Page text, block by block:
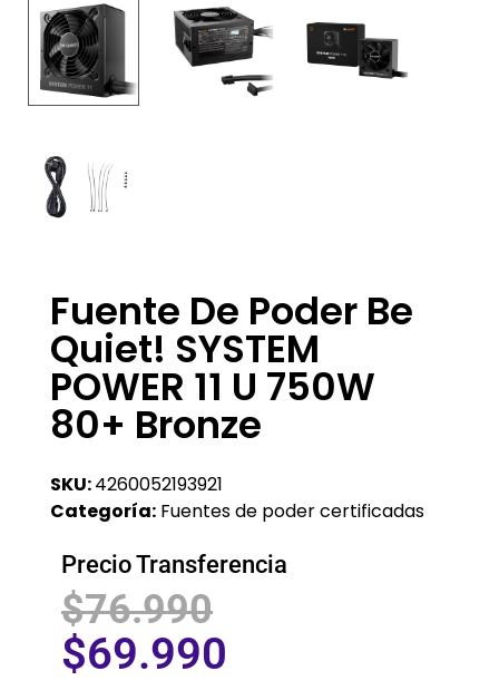
Fuente De Poder Be
Quiet! SYSTEM
POWER 11 U 750W
80+ Bronze
SKU:4260052193921
Categoría: Fuentes de poder certificadas
Precio Transferencia
$76.990
$69.990